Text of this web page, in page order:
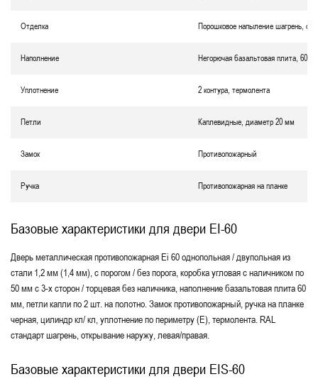
Отделка Порошковое напыление шагрень,
Наполнение Негорючая базальтовая плита, 60
Уплотнение 2 контура, термолента
Петли Каплевидные, диаметр 20 мм
Замок Противопожарный
Ручка Противопожарная на планке
Базовые характеристики для двери EI-60
Дверь металлическая противопожарная Еі 60 однопольная / двупольная из
стали 1,2 мм (1,4 мм), с порогом / без порога, коробка угловая с наличником по
50 мм с 3-х сторон / торцевая без наличника, наполнение базальтовая плита 60
мм, петли капли по 2 шт. на полотно. Замок противопожарный, ручка на планке
черная, цилиндр кл/ кл, уплотнение по периметру (Е), термолента. RAL
стандарт шагрень, открывание наружу, левая/правая.
Базовые характеристики для двери EIS-60